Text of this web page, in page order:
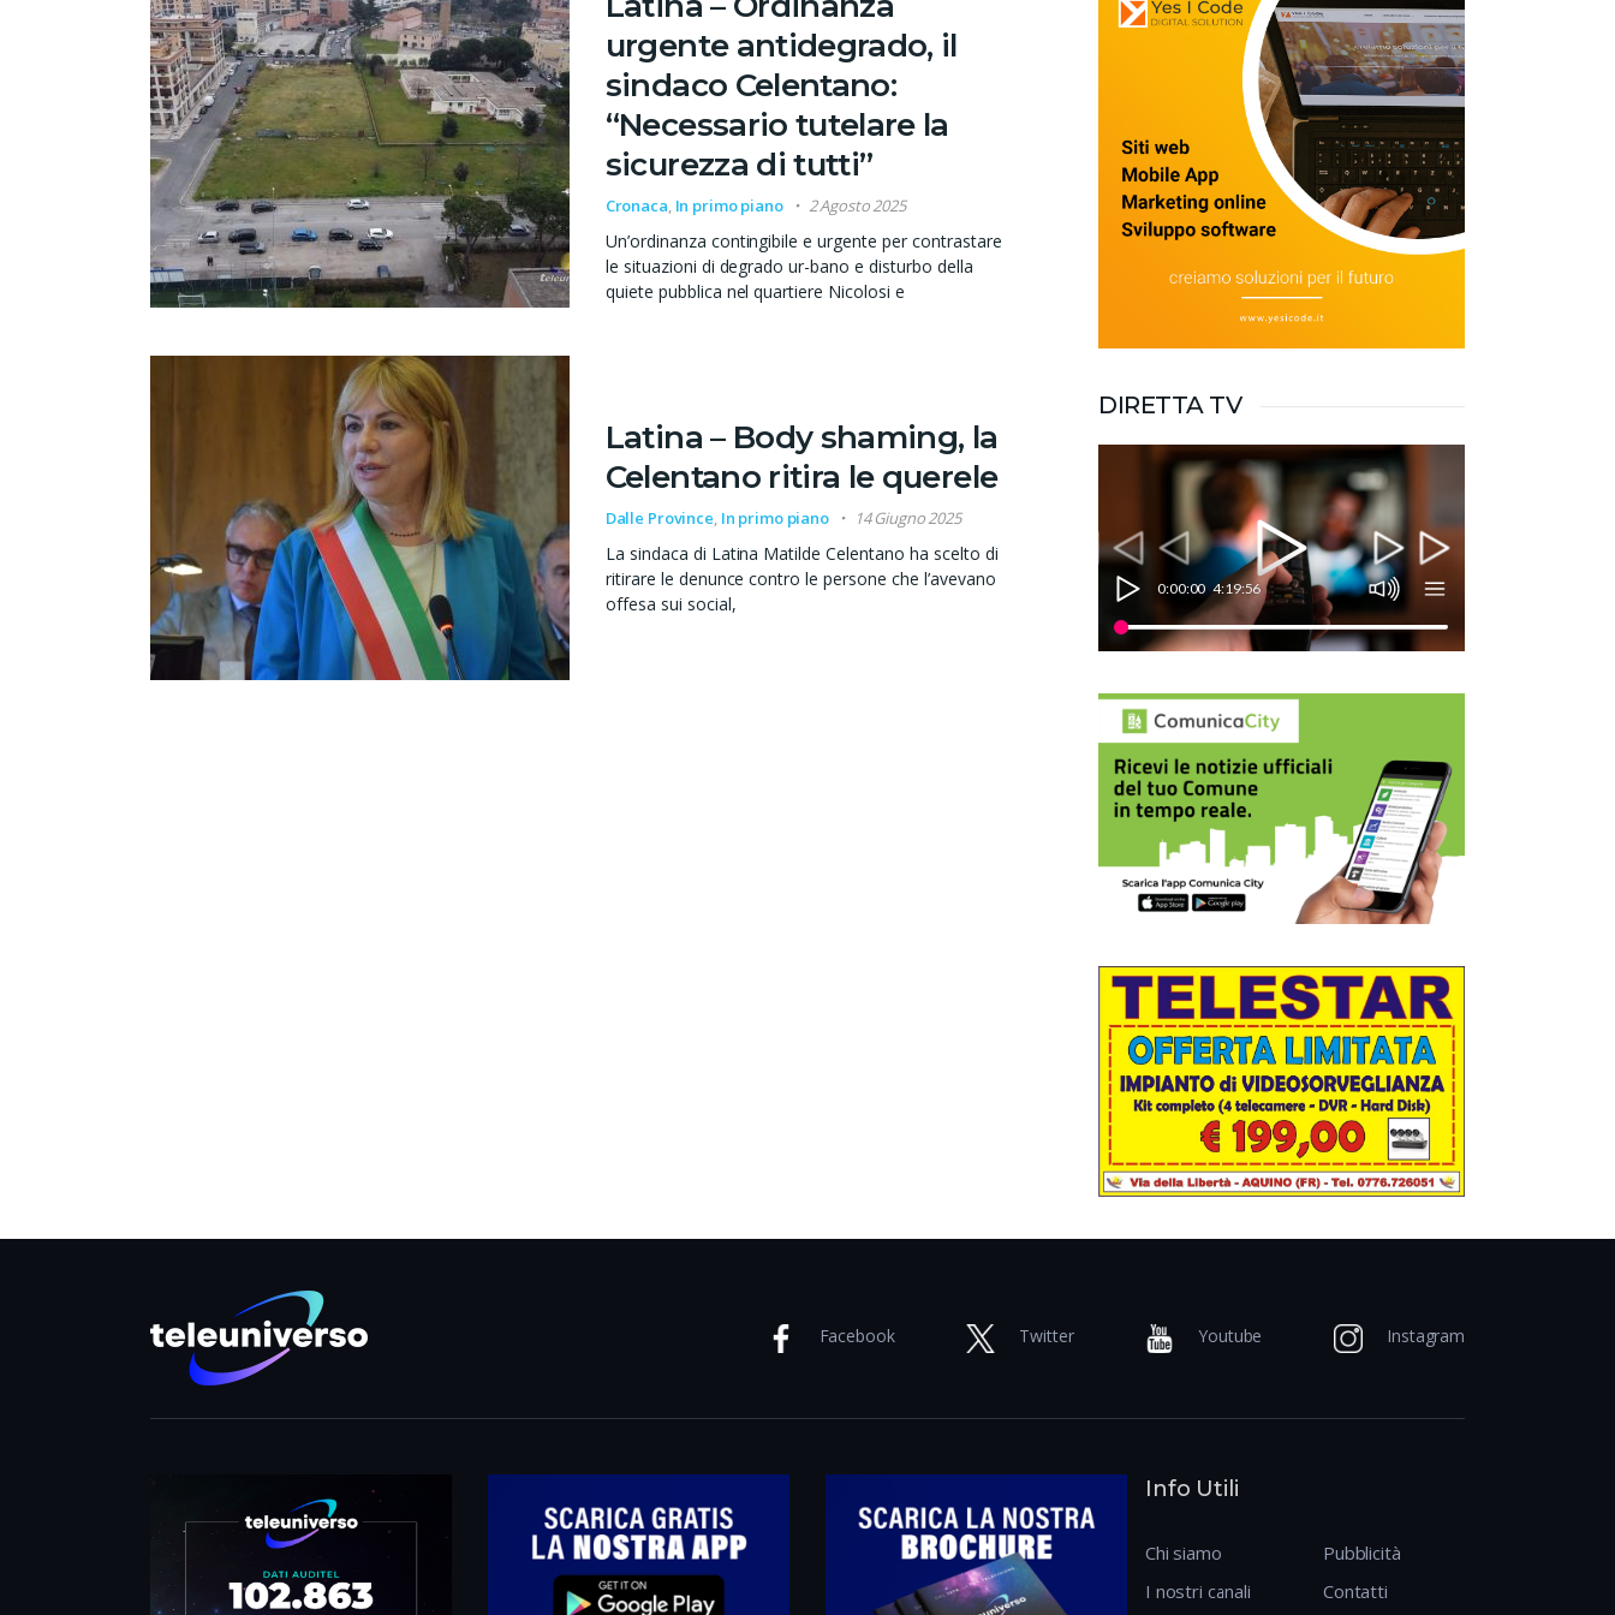
urgente antidegrado, il
sindaco Celentano:
“Necessario tutelare la
sicurezza di tutti”
Cronaca, In primo piano 2 Agosto 2025
Un’ordinanza contingibile e urgente per contrastare
le situazioni di degrado ur-bano e disturbo della
quiete pubblica nel quartiere Nicolosi e
Latina – Body shaming, la
Celentano ritira le querele
Dalle Province, In primo piano 14 Giugno 2025
La sindaca di Latina Matilde Celentano ha scelto di
ritirare le denunce contro le persone che l’avevano
offesa sui social,
DIRETTA TV
0:00:00 4:19:56
Facebook Twitter Youtube Instagram
Info Utili
Chi siamo
I nostri canali
Pubblicità
Contatti